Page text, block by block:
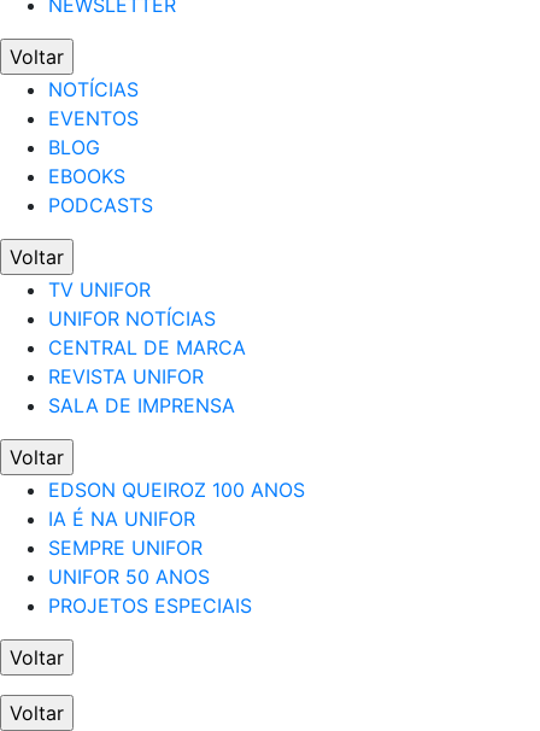
NEWSLETTER
Voltar
NOTÍCIAS
EVENTOS
BLOG
EBOOKS
PODCASTS
Voltar
TV UNIFOR
UNIFOR NOTÍCIAS
CENTRAL DE MARCA
REVISTA UNIFOR
SALA DE IMPRENSA
Voltar
EDSON QUEIROZ 100 ANOS
IA É NA UNIFOR
SEMPRE UNIFOR
UNIFOR 50 ANOS
PROJETOS ESPECIAIS
Voltar
Voltar